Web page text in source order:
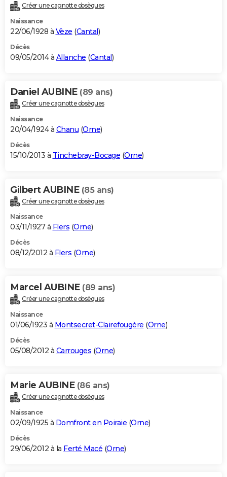
Créer une cagnotte obsèques
Naissance
22/06/1928 à Vèze (Cantal)
Décès
09/05/2014 à Allanche (Cantal)
Daniel AUBINE (89 ans)
Créer une cagnotte obsèques
Naissance
20/04/1924 à Chanu (Orne)
Décès
15/10/2013 à Tinchebray-Bocage (Orne)
Gilbert AUBINE (85 ans)
Créer une cagnotte obsèques
Naissance
03/11/1927 à Flers (Orne)
Décès
08/12/2012 à Flers (Orne)
Marcel AUBINE (89 ans)
Créer une cagnotte obsèques
Naissance
01/06/1923 à Montsecret-Clairefougère (Orne)
Décès
05/08/2012 à Carrouges (Orne)
Marie AUBINE (86 ans)
Créer une cagnotte obsèques
Naissance
02/09/1925 à Domfront en Poiraie (Orne)
Décès
29/06/2012 à la Ferté Macé (Orne)